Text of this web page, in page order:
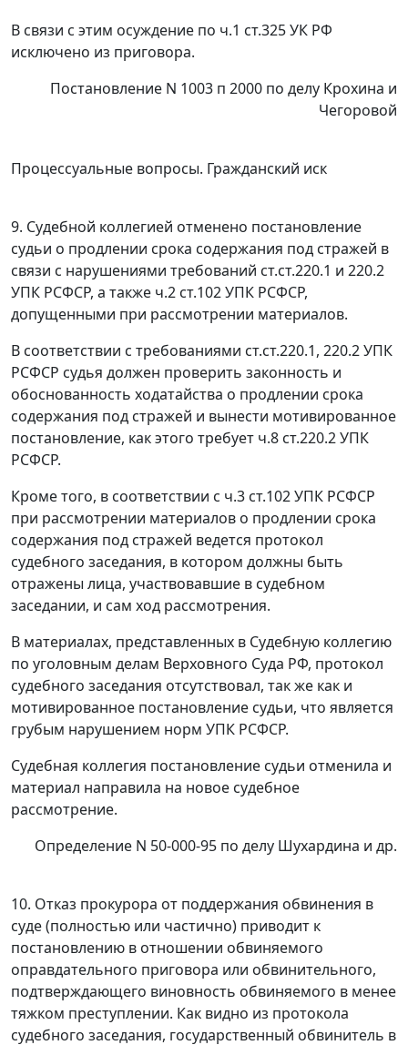
В связи с этим осуждение по ч.1 ст.325 УК РФ
исключено из приговора.
Постановление N 1003 п 2000 по делу Крохина и
Чегоровой
Процессуальные вопросы. Гражданский иск
9. Судебной коллегией отменено постановление
судьи о продлении срока содержания под стражей в
связи с нарушениями требований ст.ст.220.1 и 220.2
УПК РСФСР, а также ч.2 ст.102 УПК РСФСР,
допущенными при рассмотрении материалов.
В соответствии с требованиями ст.ст.220.1, 220.2УПК
РСФСР судья должен проверить законность и
обоснованность ходатайства о продлении срока
содержания под стражей и вынести мотивированное
постановление, как этого требует ч.8 ст.220.2 УПК
РСФСР.
Кроме того, в соответствии с ч.3 ст.102УПК РСФСР
при рассмотрении материалов о продлении срока
содержания под стражей ведется протокол
судебного заседания, в котором должны быть
отражены лица, участвовавшие в судебном
заседании, и сам ход рассмотрения.
В материалах, представленных в Судебную коллегию
по уголовным делам Верховного Суда РФ, протокол
судебного заседания отсутствовал, так же как и
мотивированное постановление судьи, что является
грубым нарушением норм УПК РСФСР.
Судебная коллегия постановление судьи отменила и
материал направила на новое судебное
рассмотрение.
Определение N 50-000-95 по делу Шухардина и др.
10. Отказ прокурора от поддержания обвинения в
суде (полностью или частично) приводит к
постановлению в отношении обвиняемого
оправдательного приговора или обвинительного,
подтверждающего виновность обвиняемого в менее
тяжком преступлении. Как видно из протокола
судебного заседания, государственный обвинитель в